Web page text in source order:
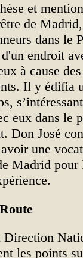
et
de
dans le
endroit
à cause
Il y édifia
eux dans le
Don José
une
Madrid
les points